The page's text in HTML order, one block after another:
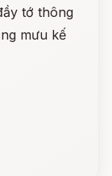
tớ thông
mưu kế